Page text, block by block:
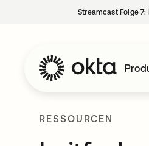
Streamcast Folge
RESSOURCEN